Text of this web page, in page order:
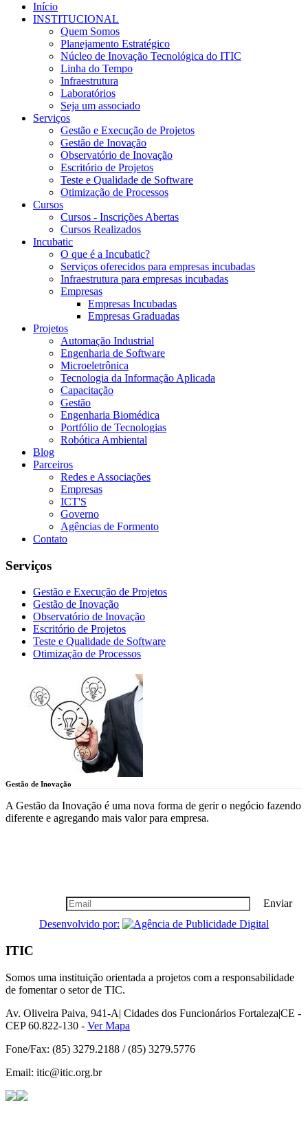
Início
INSTITUCIONAL
Quem Somos
Planejamento Estratégico
Núcleo de Inovação Tecnológica do ITIC
Linha do Tempo
Infraestrutura
Laboratórios
Seja um associado
Serviços
Gestão e Execução de Projetos
Gestão de Inovação
Observatório de Inovação
Escritório de Projetos
Teste e Qualidade de Software
Otimização de Processos
Cursos
Cursos - Inscrições Abertas
Cursos Realizados
Incubatic
O que é a Incubatic?
Serviços oferecidos para empresas incubadas
Infraestrutura para empresas incubadas
Empresas
Empresas Incubadas
Empresas Graduadas
Projetos
Automação Industrial
Engenharia de Software
Microeletrônica
Tecnologia da Informação Aplicada
Capacitação
Gestão
Engenharia Biomédica
Portfólio de Tecnologias
Robótica Ambiental
Blog
Parceiros
Redes e Associações
Empresas
ICT'S
Governo
Agências de Formento
Contato
Serviços
Gestão e Execução de Projetos
Gestão de Inovação
Observatório de Inovação
Escritório de Projetos
Teste e Qualidade de Software
Otimização de Processos
Gestão de Inovação
A Gestão da Inovação é uma nova forma de gerir o negócio fazendo
diferente e agregando mais valor para empresa.
Enviar
Desenvolvido por:
ITIC
Somos uma instituição orientada a projetos com a responsabilidade
de fomentar o setor de TIC.
Av. Oliveira Paiva, 941-A| Cidades dos Funcionários Fortaleza|CE -
CEP 60.822-130 - Ver Mapa
Fone/Fax: (85) 3279.2188 / (85) 3279.5776
Email: itic@itic.org.br